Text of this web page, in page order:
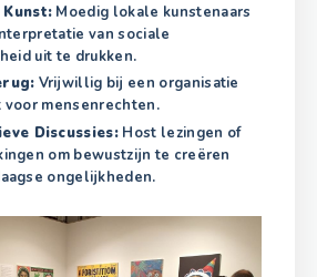
Moedig lokale kunstenaars
van sociale
uit te drukken.
Vrijwillig bij een organisatie
voor mensenrechten.
Discussies: Host lezingen of
om bewustzijn te creëren
ongelijkheden.